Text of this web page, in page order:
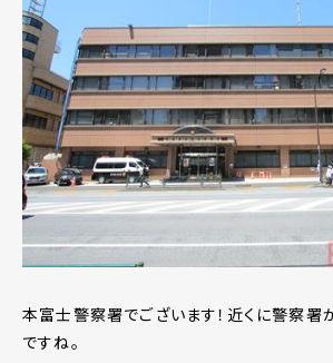
本富士警察署でございます！近くに警察署
ですね。